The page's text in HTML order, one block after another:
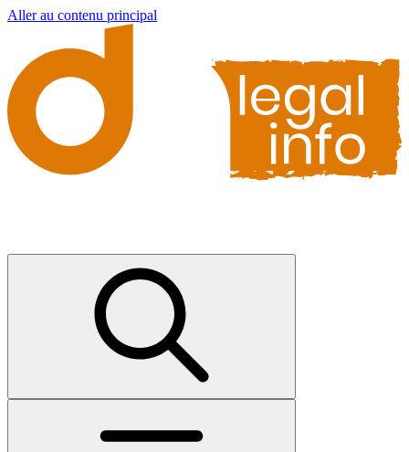
Aller au contenu principal